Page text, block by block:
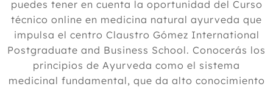
puedes tener en cuenta la oportunidad del Curso
técnico online en medicina natural ayurveda que
impulsa el centro Claustro Gómez International
Postgraduate and Business School. Conocerás los
principios de Ayurveda como el sistema
medicinal fundamental, que da alto conocimiento